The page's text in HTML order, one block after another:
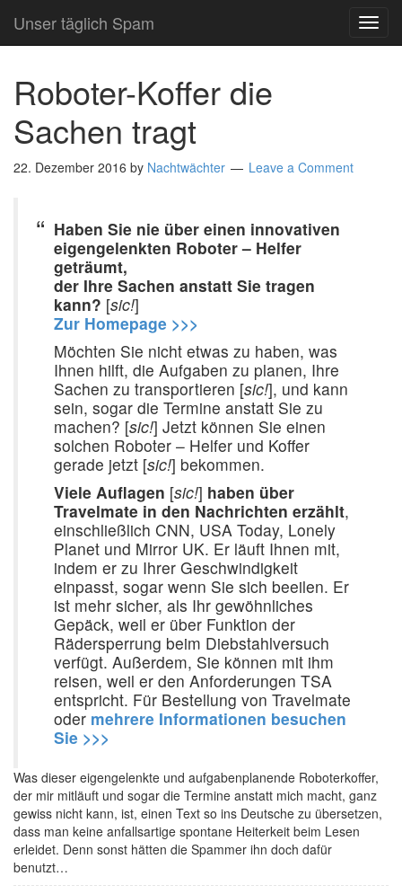
Unser täglich Spam
Roboter-Koffer die
Sachen tragt
22. Dezember 2016 by Nachtwächter Leave a Comment
Haben Sie nie über einen innovativen
eigengelenkten Roboter – Helfer
geträumt,
der Ihre Sachen anstatt Sie tragen
kann? [sic!]
Zur Homepage >>>
Möchten Sie nicht etwas zu haben, was
Ihnen hilft, die Aufgaben zu planen, Ihre
Sachen zu transportieren [sic!], und kann
sein, sogar die Termine anstatt Sie zu
machen? [sic!] Jetzt können Sie einen
solchen Roboter – Helfer und Koffer
gerade jetzt [sic!] bekommen.
Viele Auflagen [sic!] haben über
Travelmate in den Nachrichten erzählt,
einschließlich CNN, USA Today, Lonely
Planet und Mirror UK. Er läuft Ihnen mit,
indem er zu Ihrer Geschwindigkeit
einpasst, sogar wenn Sie sich beeilen. Er
ist mehr sicher, als Ihr gewöhnliches
Gepäck, weil er über Funktion der
Rädersperrung beim Diebstahlversuch
verfügt. Außerdem, Sie können mit ihm
reisen, weil er den Anforderungen TSA
entspricht. Für Bestellung von Travelmate
oder mehrere Informationen besuchen
Sie >>>
Was dieser eigengelenkte und aufgabenplanende Roboterkoffer,
der mir mitläuft und sogar die Termine anstatt mich macht, ganz
gewiss nicht kann, ist, einen Text so ins Deutsche zu übersetzen,
dass man keine anfallsartige spontane Heiterkeit beim Lesen
erleidet. Denn sonst hätten die Spammer ihn doch dafür
benutzt…